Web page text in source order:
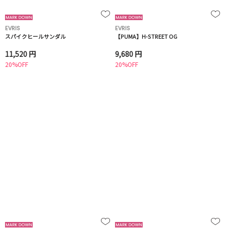
EVRIS
スパイクヒールサンダル
11,520 円
20%OFF
EVRIS
【PUMA】H-STREET OG
9,680 円
20%OFF